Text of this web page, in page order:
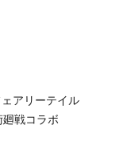
アリーテイル
戦コラボ